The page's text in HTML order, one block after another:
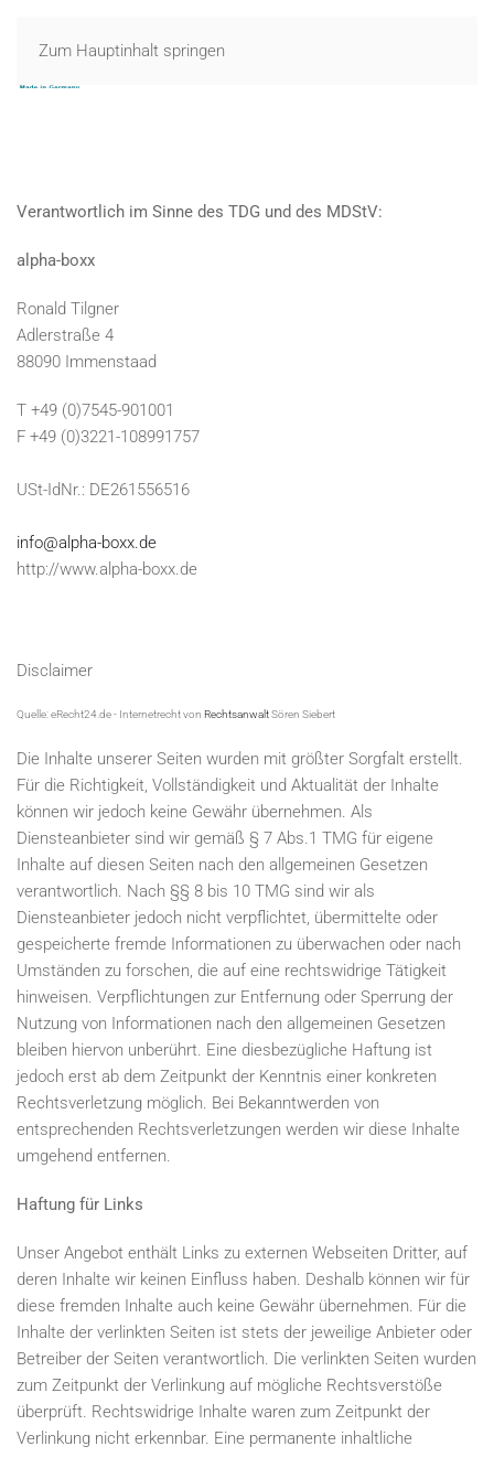
Zum Hauptinhalt springen
Verantwortlich im Sinne des TDG und des MDStV:
alpha-boxx
Ronald Tilgner
Adlerstraße 4
88090 Immenstaad
T +49 (0)7545-901001
F +49 (0)3221-108991757
USt-IdNr.: DE261556516
info@alpha-boxx.de
http://www.alpha-boxx.de
Disclaimer
Quelle: eRecht24.de - Internetrechtvon RechtsanwaltSören Siebert
Die Inhalte unserer Seiten wurden mit größter Sorgfalt erstellt.
Für die Richtigkeit, Vollständigkeit und Aktualität der Inhalte
können wir jedoch keine Gewähr übernehmen. Als
Diensteanbieter sind wir gemäß § 7 Abs.1 TMG für eigene
Inhalte auf diesen Seiten nach den allgemeinen Gesetzen
verantwortlich. Nach §§ 8 bis 10 TMG sind wir als
Diensteanbieter jedoch nicht verpflichtet, übermittelte oder
gespeicherte fremde Informationen zu überwachen oder nach
Umständen zu forschen, die auf eine rechtswidrige Tätigkeit
hinweisen. Verpflichtungen zur Entfernung oder Sperrung der
Nutzung von Informationen nach den allgemeinen Gesetzen
bleiben hiervon unberührt. Eine diesbezügliche Haftung ist
jedoch erst ab dem Zeitpunkt der Kenntnis einer konkreten
Rechtsverletzung möglich. Bei Bekanntwerden von
entsprechenden Rechtsverletzungen werden wir diese Inhalte
umgehend entfernen.
Haftung für Links
Unser Angebot enthält Links zu externen Webseiten Dritter, auf
deren Inhalte wir keinen Einfluss haben. Deshalb können wir für
diese fremden Inhalte auch keine Gewähr übernehmen. Für die
Inhalte der verlinkten Seiten ist stets der jeweilige Anbieter oder
Betreiber der Seiten verantwortlich. Die verlinkten Seiten wurden
zum Zeitpunkt der Verlinkung auf mögliche Rechtsverstöße
überprüft. Rechtswidrige Inhalte waren zum Zeitpunkt der
Verlinkung nicht erkennbar. Eine permanente inhaltliche